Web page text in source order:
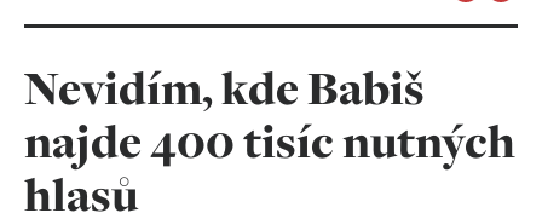
Nevidím, kde Babiš
najde 400 tisíc nutných
hlasů